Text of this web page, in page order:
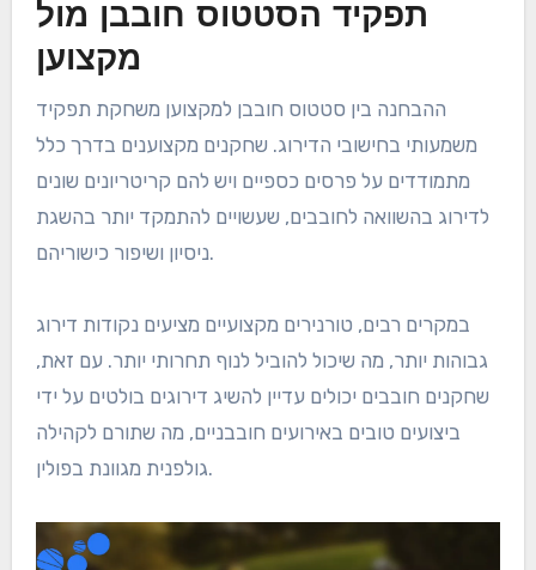
תפקיד הסטטוס חובבן מול
מקצוען
ההבחנה בין סטטוס חובבן למקצוען משחקת תפקיד
משמעותי בחישובי הדירוג. שחקנים מקצוענים בדרך כלל
מתמודדים על פרסים כספיים ויש להם קריטריונים שונים
לדירוג בהשוואה לחובבים, שעשויים להתמקד יותר בהשגת
ניסיון ושיפור כישוריהם.
במקרים רבים, טורנירים מקצועיים מציעים נקודות דירוג
גבוהות יותר, מה שיכול להוביל לנוף תחרותי יותר. עם זאת,
שחקנים חובבים יכולים עדיין להשיג דירוגים בולטים על ידי
ביצועים טובים באירועים חובבניים, מה שתורם לקהילה
גולפנית מגוונת בפולין.